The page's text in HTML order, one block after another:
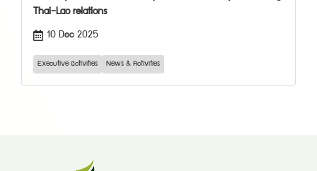
Thai–Lao relations
10 Dec 2025
Executive activities News & Activities